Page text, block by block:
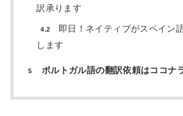
訳承ります
4.2
即日！ネイティブがスペイン
します
5 ポルトガル語の翻訳依頼はココナ